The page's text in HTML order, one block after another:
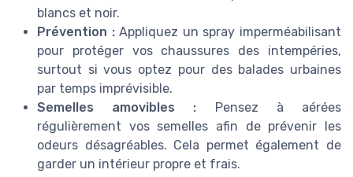
blancs et noir.
Prévention :Appliquez un spray imperméabilisant
pour protéger vos chaussures des intempéries,
surtout si vous optez pour des balades urbaines
par temps imprévisible.
Semelles amovibles : Pensez à aérées
régulièrement vos semelles afin de prévenir les
odeurs désagréables. Cela permet également de
garder un intérieur propre et frais.